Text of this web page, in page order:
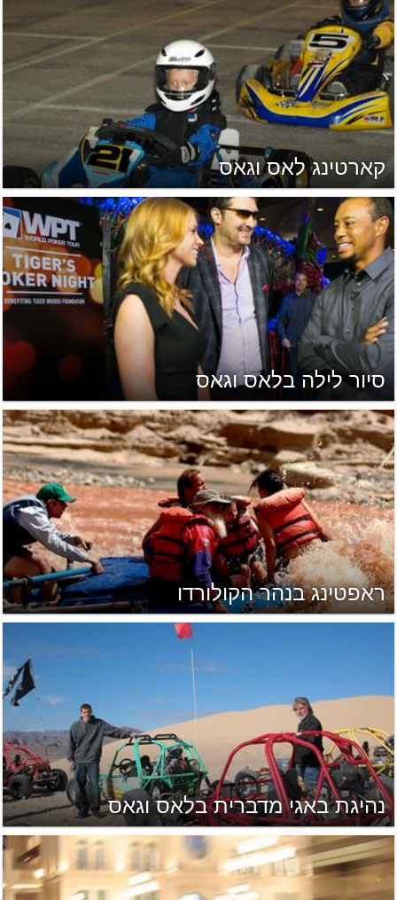
קארטינג לאס וגאס
סיור לילה בלאס וגאס
ראפטינג בנהר הקולורדו
נהיגת באגי מדברית בלאס וגאס